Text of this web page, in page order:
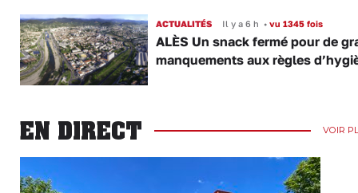
ACTUALITÉS Il y a 6 h •vu 1345 fois
ALÈS Un snack fermé pour de
manquements aux règles
EN DIRECT VOIR